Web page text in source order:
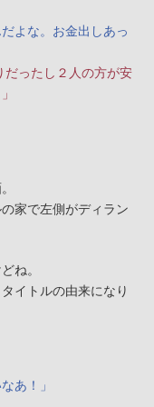
よな。お金出しあっ
だったし２人の方が安
家で左側がディラン
ね。
イトルの由来になり
あ！」